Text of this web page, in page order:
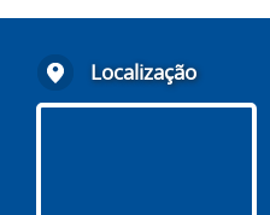
Localização